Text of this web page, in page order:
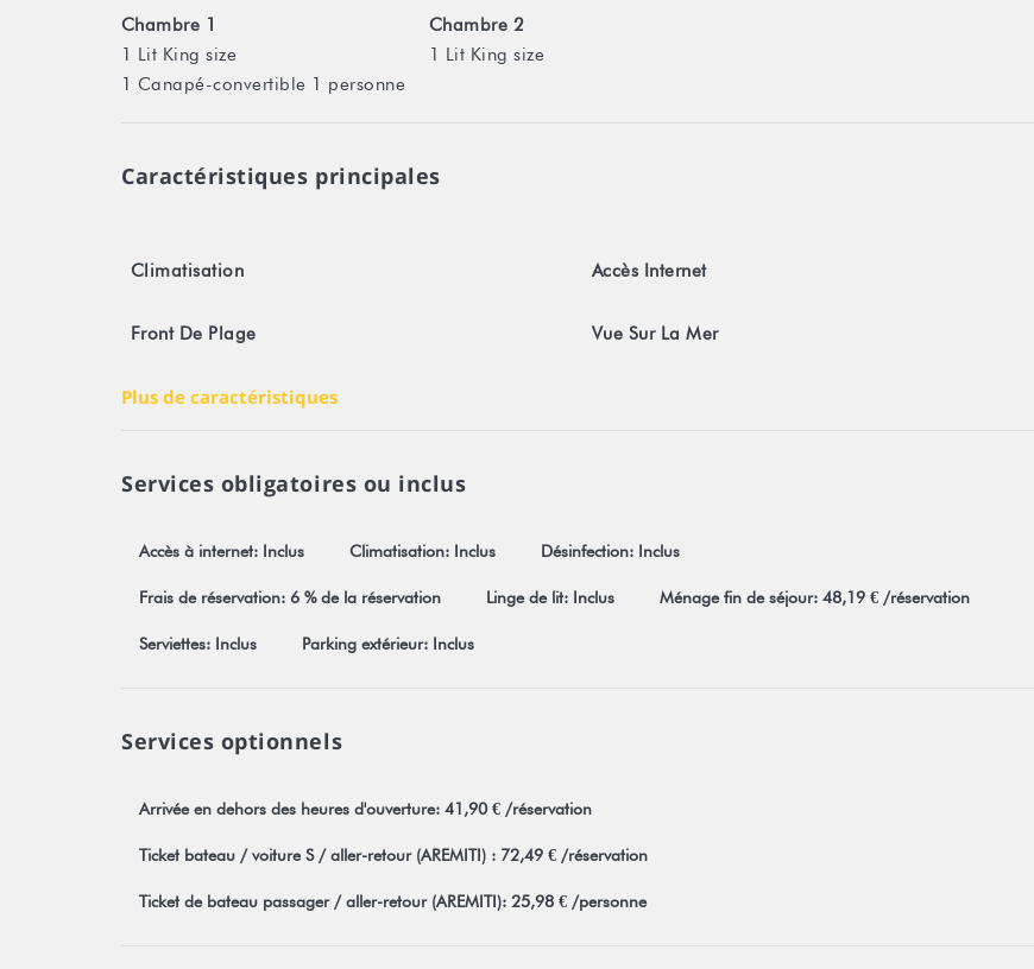
Toute réservation est soumise obligatoirement à l'acceptation sans restrictions de nos conditions générales de vente
visible sur notre site Stayinn.Vacations en cliquant sur les conditions générales.
* Logement éligible à la quarantaine.
Chambre 1
1 Lit King size
1 Canapé-convertible 1 personne
Chambre 2
1 Lit King size
Caractéristiques principales
Climatisation Accès Internet
Front De Plage Vue Sur La Mer
Plus de caractéristiques
Services obligatoires ou inclus
Accès à internet: Inclus Climatisation: Inclus Désinfection: Inclus
Frais de réservation: 6 % de la réservation Linge de lit: Inclus Ménage fin de séjour: 48,19 € /réservation
Serviettes: Inclus Parking extérieur: Inclus
Services optionnels
Arrivée en dehors des heures d'ouverture: 41,90 € /réservation
Ticket bateau / voiture S / aller-retour (AREMITI) : 72,49 € /réservation
Ticket de bateau passager / aller-retour (AREMITI): 25,98 € /personne